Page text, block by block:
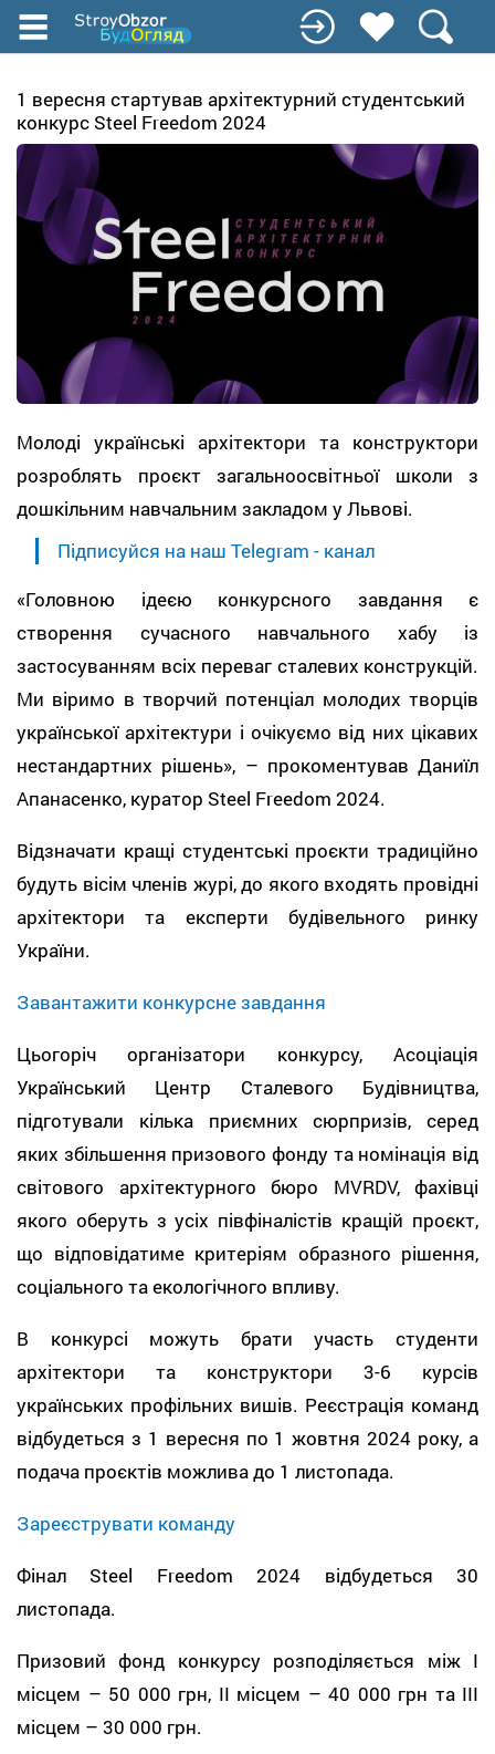
Перейти
содержанию
1 вересня стартував архітектурний студентський
конкурс Steel Freedom 2024
Молоді українські архітектори та конструктори
розроблять проєкт загальноосвітньої школи з
дошкільним навчальним закладом у Львові.
Підписуйся на наш Telegram - канал
«Головною ідеєю конкурсного завдання є
створення сучасного навчального хабу із
застосуванням всіх переваг сталевих конструкцій.
Ми віримо в творчий потенціал молодих творців
української архітектури і очікуємо від них цікавих
нестандартних рішень», – прокоментував Даниїл
Апанасенко, куратор Steel Freedom 2024.
Відзначати кращі студентські проєкти традиційно
будуть вісім членів журі, до якого входять провідні
архітектори та експерти будівельного ринку
України.
Завантажити конкурсне завдання
Цьогоріч організатори конкурсу, Асоціація
Український Центр Сталевого Будівництва,
підготували кілька приємних сюрпризів, серед
яких збільшення призового фонду та номінація від
світового архітектурного бюро MVRDV, фахівці
якого оберуть з усіх півфіналістів кращій проєкт,
що відповідатиме критеріям образного рішення,
соціального та екологічного впливу.
В конкурсі можуть брати участь студенти
архітектори та конструктори 3-6 курсів
українських профільних вишів. Реєстрація команд
відбудеться з 1 вересня по 1 жовтня 2024 року, а
подача проєктів можлива до 1 листопада.
Зареєструвати команду
Фінал Steel Freedom 2024 відбудеться 30
листопада.
Призовий фонд конкурсу розподіляється між I
місцем – 50 000 грн, II місцем – 40 000 грн та III
місцем – 30 000 грн.